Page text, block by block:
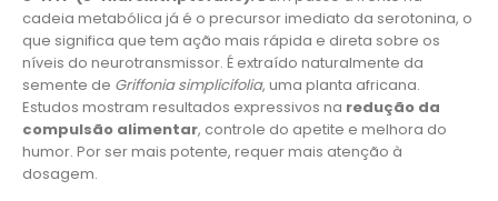
cadeia metabólica já é o precursor imediato da serotonina, o
que significa que tem ação mais rápida e direta sobre os
níveis do neurotransmissor. É extraído naturalmente da
semente de Griffonia simplicifolia, uma planta africana.
Estudos mostram resultados expressivos na redução da
compulsão alimentar, controle do apetite e melhora do
humor. Por ser mais potente, requer mais atenção à
dosagem.